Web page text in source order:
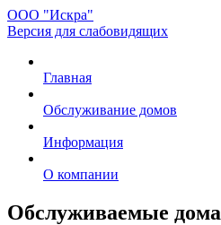
ООО "Искра"
Версия для слабовидящих
Главная
Обслуживание домов
Информация
О компании
Обслуживаемые дома